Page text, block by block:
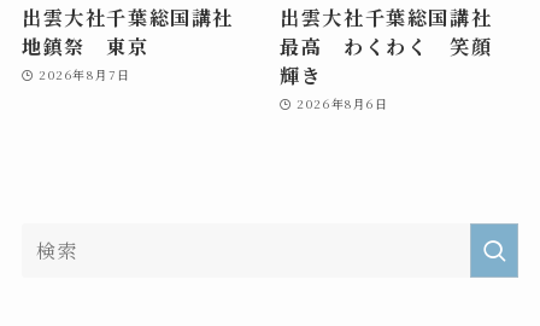
出雲大社千葉総国講社
地鎮祭 東京
2026年8月7日
出雲大社千葉総国講社
最高 わくわく 笑顔
輝き
2026年8月6日